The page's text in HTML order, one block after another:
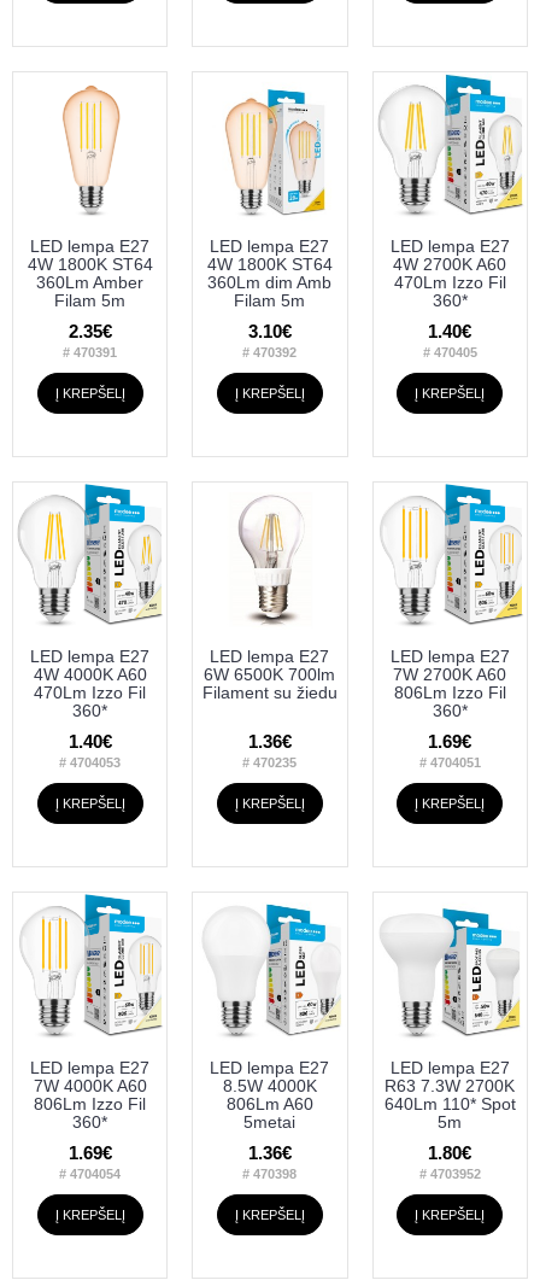
LED lempa E27
4W 1800K ST64
360Lm Amber
Filam 5m
2.35€
# 470391
Į KREPŠELĮ
LED lempa E27
4W 1800K ST64
360Lm dim Amb
Filam 5m
3.10€
# 470392
Į KREPŠELĮ
LED lempa E27
4W 2700K A60
470Lm Izzo Fil
360*
1.40€
# 470405
Į KREPŠELĮ
LED lempa E27
4W 4000K A60
470Lm Izzo Fil
360*
1.40€
# 4704053
Į KREPŠELĮ
LED lempa E27
6W 6500K 700lm
Filament su žiedu
1.36€
# 470235
Į KREPŠELĮ
LED lempa E27
7W 2700K A60
806Lm Izzo Fil
360*
1.69€
# 4704051
Į KREPŠELĮ
LED lempa E27
7W 4000K A60
806Lm Izzo Fil
360*
1.69€
# 4704054
Į KREPŠELĮ
LED lempa E27
8.5W 4000K
806Lm A60
5metai
1.36€
# 470398
Į KREPŠELĮ
LED lempa E27
R63 7.3W 2700K
640Lm 110* Spot
5m
1.80€
# 4703952
Į KREPŠELĮ